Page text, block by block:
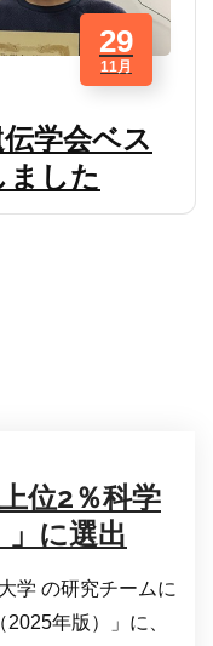
29
11月
学会ベス
ました
位2％科学
に選出
学 の研究チームに
年版）」に、